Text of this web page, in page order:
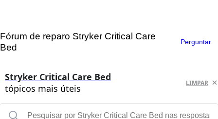
Fórum de reparo Stryker Critical Care
Bed
Perguntar
Stryker Critical Care Bed
tópicos mais úteis
LIMPAR